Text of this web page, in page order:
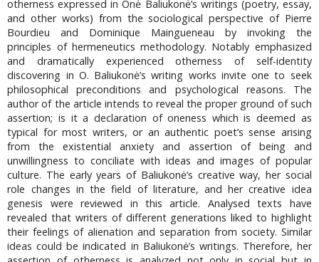
otherness expressed in Onė Baliukonė’s writings (poetry, essay,
and other works) from the sociological perspective of Pierre
Bourdieu and Dominique Maingueneau by invoking the
principles of hermeneutics methodology. Notably emphasized
and dramatically experienced otherness of self-identity
discovering in O. Baliukonė’s writing works invite one to seek
philosophical preconditions and psychological reasons. The
author of the article intends to reveal the proper ground of such
assertion; is it a declaration of oneness which is deemed as
typical for most writers, or an authentic poet’s sense arising
from the existential anxiety and assertion of being and
unwillingness to conciliate with ideas and images of popular
culture. The early years of Baliukonė’s creative way, her social
role changes in the field of literature, and her creative idea
genesis were reviewed in this article. Analysed texts have
revealed that writers of different generations liked to highlight
their feelings of alienation and separation from society. Similar
ideas could be indicated in Baliukonė’s writings. Therefore, her